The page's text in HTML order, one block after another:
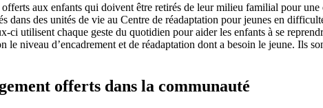
aux enfants qui doivent être retirés de leur milieu familial pour
dans des unités de vie au Centre de réadaptation pour jeunes en
ci utilisent chaque geste du quotidien pour aider les enfants à se
le niveau d’encadrement et de réadaptation dont a besoin le jeune. Ils
offerts dans la communauté